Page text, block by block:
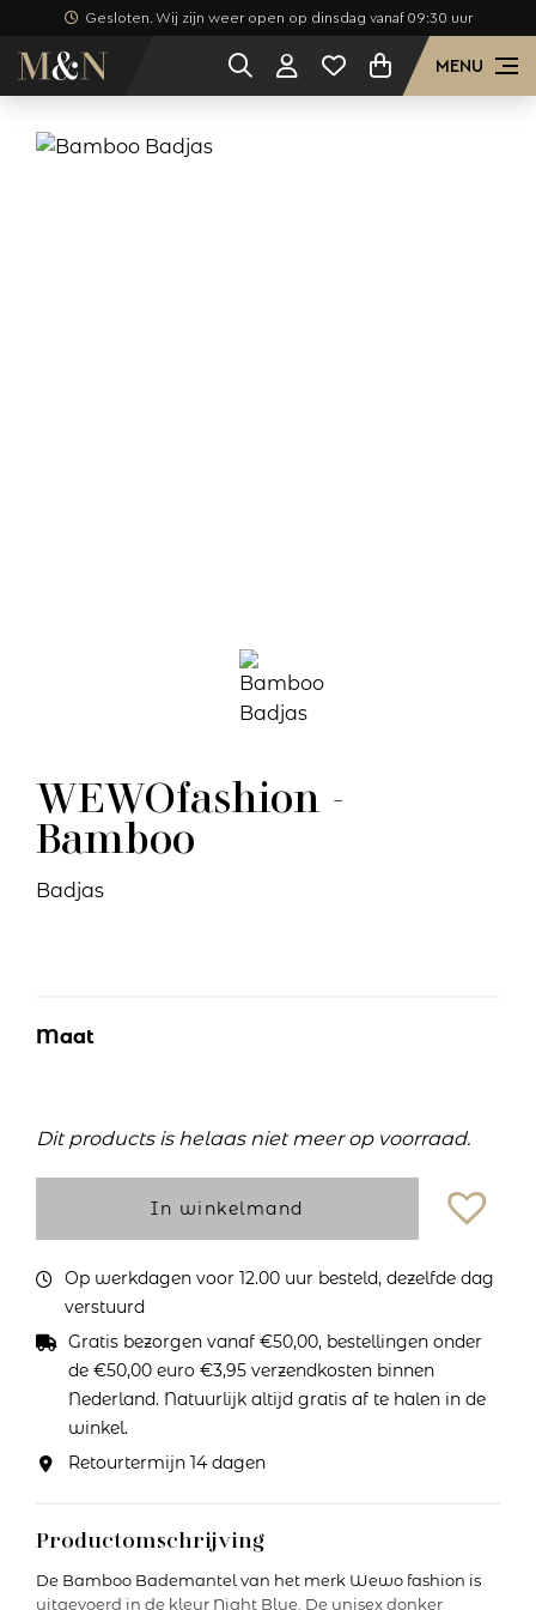
Gesloten. Wij zijn weer open op dinsdag vanaf 09:30 uur
MENU
WEWOfashion -
Bamboo
Badjas
Maat
Dit products is helaas niet meer op voorraad.
In winkelmand
Op werkdagen voor 12.00 uur besteld, dezelfde dag
verstuurd
Gratis bezorgen vanaf €50,00, bestellingen onder
de €50,00 euro €3,95 verzendkosten binnen
Nederland. Natuurlijk altijd gratis af te halen in de
winkel.
Retourtermijn 14 dagen
Productomschrijving
De Bamboo Bademantel van het merk Wewo fashion is
uitgevoerd in de kleur Night Blue. De unisex donker